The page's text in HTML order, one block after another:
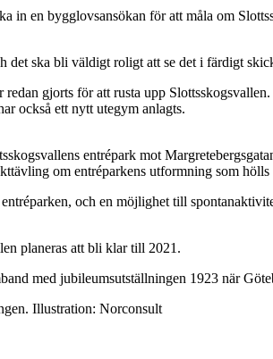
in en bygglovsansökan för att måla om
det ska bli väldigt roligt att se det i färdigt
redan gjorts för att rusta upp
också ett nytt utegym anlagts.
entrépark mot
om entréparkens utformning som hölls
och en möjlighet till
planeras att bli klar till 2021.
med jubileumsutställningen 1923 när
Illustration: Norconsult